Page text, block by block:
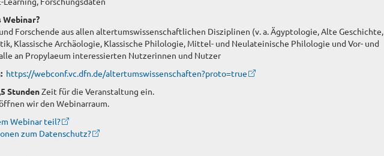
Forschende aus allen altertumswissenschaftlichen Disziplinen (v. a. Ägyptologie, Alte Geschichte,
Klassische Archäologie, Klassische Philologie, Mittel- und Neulateinische Philologie und Vor- und
an Propylaeum interessierten Nutzerinnen und Nutzer
https://webconf.vc.dfn.de/altertumswissenschaften?proto=true
StundenZeit für die Veranstaltung ein.
wir den Webinarraum.
Webinar teil?
zum Datenschutz?